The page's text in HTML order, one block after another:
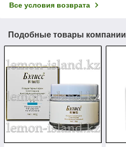
Все условия возврата
Подобные товары компании